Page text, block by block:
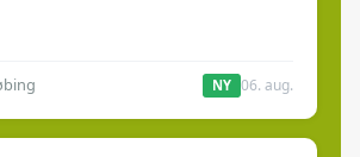
NY 06. aug.